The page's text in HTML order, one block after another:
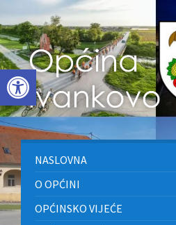
Open toolbar
to
content
to
left
sidebar
to
footer
NASLOVNA
O OPĆINI
OPĆINSKO VIJEĆE